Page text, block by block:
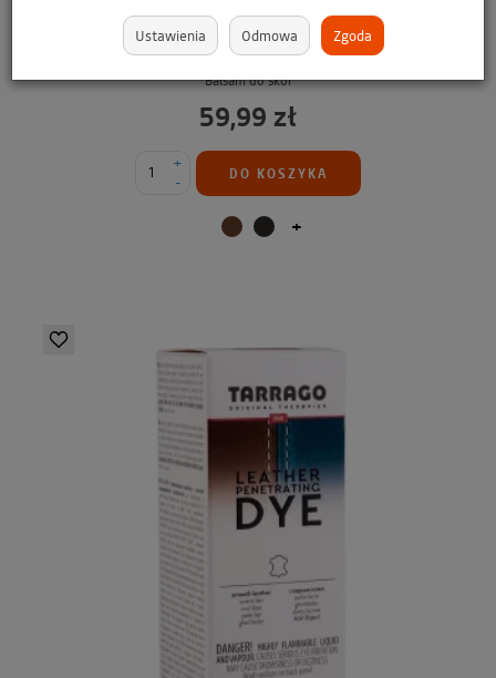
TARRAGO Balm Leather Care 125ml #18 BLACK /
CZARNY Balsam do czyszczenia i pielę...
Balsam do skór
59,99 zł
-
+
DO KOSZYKA
+
Ustawienia Odmowa Zgoda